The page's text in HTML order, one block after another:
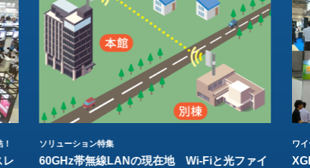
レ
ソリューション特集
60GHz帯無線LANの現在地 Wi-Fiと光ファイ
ワ